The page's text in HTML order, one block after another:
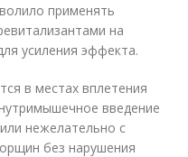
применять
на
усиления эффекта.
в местах вплетения
введение
нежелательно с
без нарушения